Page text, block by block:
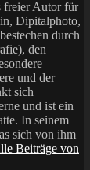
freier Autor für
Dipitalphoto,
durch
den
und der
sich
und ist ein
In seinem
sich von ihm
Beiträge von